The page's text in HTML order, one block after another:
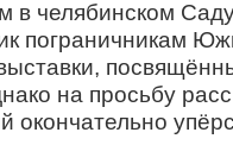
в челябинском
пограничникам
на просьбу
окончательно